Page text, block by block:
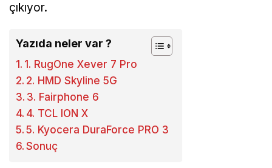
çıkıyor.
Yazıda neler var ?
1. RugOne Xever 7 Pro
2. HMD Skyline 5G
3. Fairphone 6
4. TCL ION X
5. Kyocera DuraForce PRO 3
Sonuç